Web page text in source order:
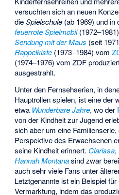
versuchten sich an neuen
dieSpielschule (ab 1969) und
feuerrote Spielmobil
Sendung mit der Maus (seit
Rappelkiste (1973–1984) vom
(1974–1976) vom ZDF
ausgestrahlt.
Unter den Fernsehserien, in
Hauptrollen spielen, ist eine der
etwa Wunderbare Jahre, wo der
von der Kindheit zur Jugend
sich aber um eine
Perspektive des Erwachsenen
seine Kindheit erinnert. Clarissa,
Hannah Montanasind zwar
auch sehr viele Fans unter
Letztgenannte ist ein Beispiel
Vermarktung, indem das